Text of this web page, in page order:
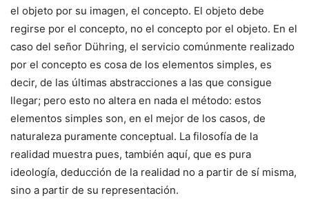
el objeto por su imagen, el concepto. El objeto debe
regirse por el concepto, no el concepto por el objeto. En el
caso del señor Dühring, el servicio comúnmente realizado
por el concepto es cosa de los elementos simples, es
decir, de las últimas abstracciones a las que consigue
llegar; pero esto no altera en nada el método: estos
elementos simples son, en el mejor de los casos, de
naturaleza puramente conceptual. La filosofía de la
realidad muestra pues, también aquí, que es pura
ideología, deducción de la realidad no a partir de sí misma,
sino a partir de su representación.